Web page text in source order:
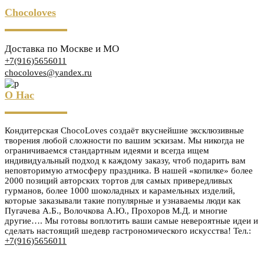
Chocoloves
Доставка по Москве и МО
+7(916)5656011
chocoloves@yandex.ru
О Нас
Кондитерская ChocoLoves создаёт вкуснейшие эксклюзивные
творения любой сложности по вашим эскизам. Мы никогда не
ограничиваемся стандартным идеями и всегда ищем
индивидуальный подход к каждому заказу, чтоб подарить вам
неповторимую атмосферу праздника. В нашей «копилке» более
2000 позиций авторских тортов для самых привередливых
гурманов, более 1000 шоколадных и карамельных изделий,
которые заказывали такие популярные и узнаваемы люди как
Пугачева А.Б., Волочкова А.Ю., Прохоров М.Д. и многие
другие…. Мы готовы воплотить ваши самые невероятные идеи и
сделать настоящий шедевр гастрономического искусства! Тел.:
+7(916)5656011